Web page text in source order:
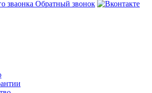
Обратный звонок